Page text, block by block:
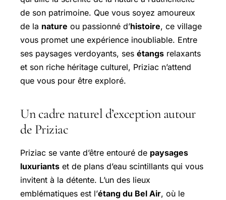
de son patrimoine. Que vous soyez amoureux
de la nature ou passionné d’histoire, ce village
vous promet une expérience inoubliable. Entre
ses paysages verdoyants, ses étangs relaxants
et son riche héritage culturel, Priziac n’attend
que vous pour être exploré.
Un cadre naturel d’exception autour
de Priziac
Priziac se vante d’être entouré de paysages
luxuriants et de plans d’eau scintillants qui vous
invitent à la détente. L’un des lieux
emblématiques est l’étang du Bel Air, où le